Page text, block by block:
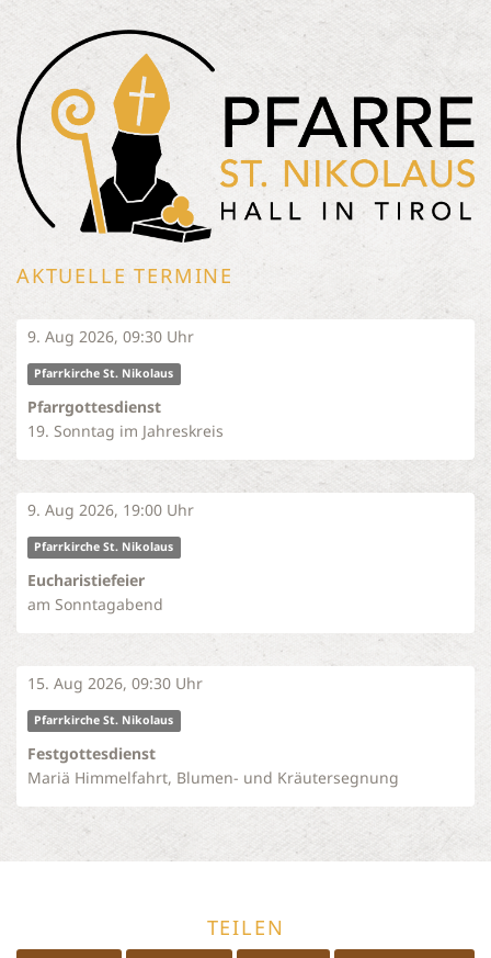
AKTUELLE TERMINE
9. Aug 2026, 09:30 Uhr
Pfarrkirche St. Nikolaus
Pfarrgottesdienst
19. Sonntag im Jahreskreis
9. Aug 2026, 19:00 Uhr
Pfarrkirche St. Nikolaus
Eucharistiefeier
am Sonntagabend
15. Aug 2026, 09:30 Uhr
Pfarrkirche St. Nikolaus
Festgottesdienst
Mariä Himmelfahrt, Blumen- und Kräutersegnung
TEILEN